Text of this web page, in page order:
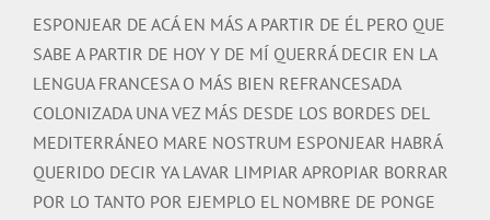
ESPONJEAR DE ACÁ EN MÁS A PARTIR DE ÉL PERO QUE
SABE A PARTIR DE HOY Y DE MÍ QUERRÁ DECIR EN LA
LENGUA FRANCESA O MÁS BIEN REFRANCESADA
COLONIZADA UNA VEZ MÁS DESDE LOS BORDES DEL
MEDITERRÁNEO MARE NOSTRUM ESPONJEAR HABRÁ
QUERIDO DECIR YA LAVAR LIMPIAR APROPIAR BORRAR
POR LO TANTO POR EJEMPLO EL NOMBRE DE PONGE